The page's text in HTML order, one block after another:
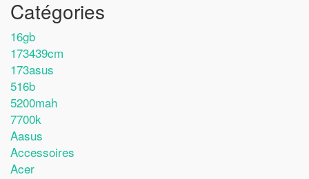
Catégories
16gb
173439cm
173asus
516b
5200mah
7700k
Aasus
Accessoires
Acer